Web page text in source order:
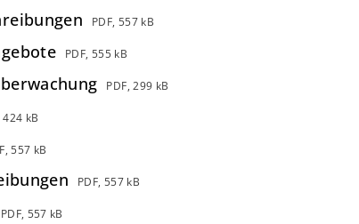
PDF, 557 kB
PDF, 555 kB
PDF, 299 kB
424 kB
557 kB
PDF, 557 kB
PDF, 557 kB